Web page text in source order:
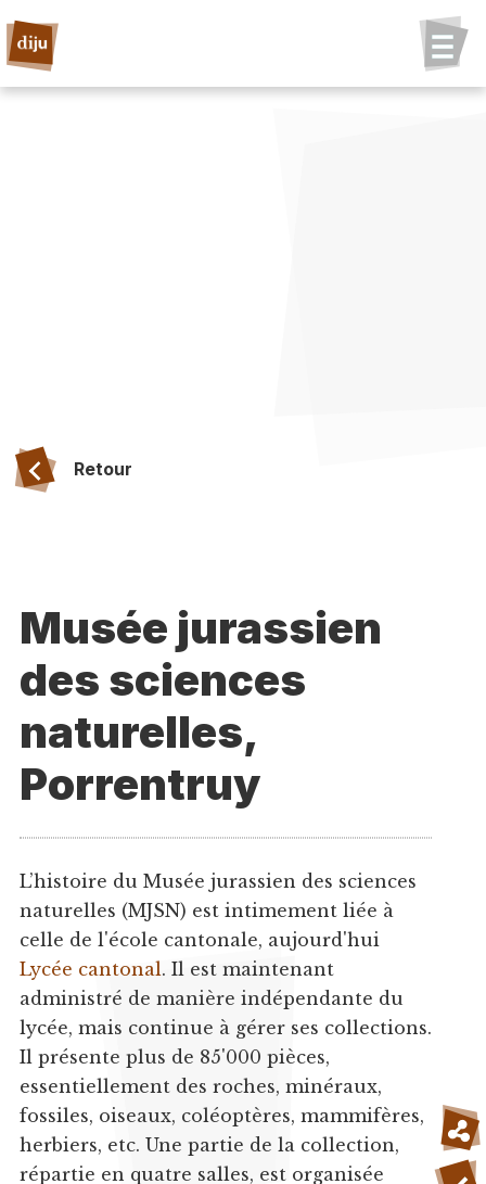
Retour
Musée jurassien
des sciences
naturelles,
Porrentruy
L’histoire du Musée jurassien des sciences
naturelles (MJSN) est intimement liée à
celle de l'école cantonale, aujourd'hui
Lycée cantonal. Il est maintenant
administré de manière indépendante du
lycée, mais continue à gérer ses collections.
Il présente plus de 85'000 pièces,
essentiellement des roches, minéraux,
fossiles, oiseaux, coléoptères, mammifères,
herbiers, etc. Une partie de la collection,
répartie en quatre salles, est organisée